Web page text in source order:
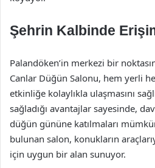
Şehrin Kalbinde
Palandöken’in merkezi bir
Canlar Düğün Salonu, hem yerli
etkinliğe kolaylıkla ulaşmasını
sağladığı avantajlar sayesinde,
düğün gününe katılmaları
bulunan salon, konukların
için uygun bir alan sunuyor.